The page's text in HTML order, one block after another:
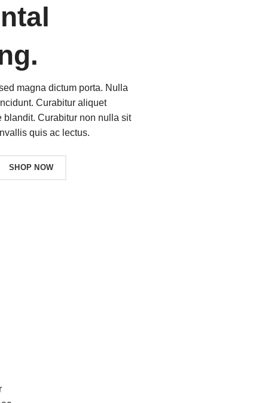
magna dictum porta. Nulla
Curabitur aliquet
blandit. Curabitur non nulla sit
quis ac lectus.
SHOP NOW